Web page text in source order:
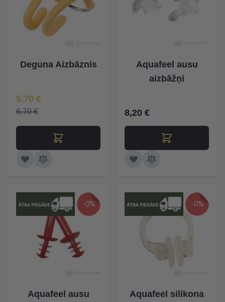
Deguna Aizbāznis
Īpaša Cena
5,70 €
6,70 €
Aquafeel ausu
aizbāžņi
8,20 €
-0%
Aquafeel ausu
-0%
Aquafeel silikona